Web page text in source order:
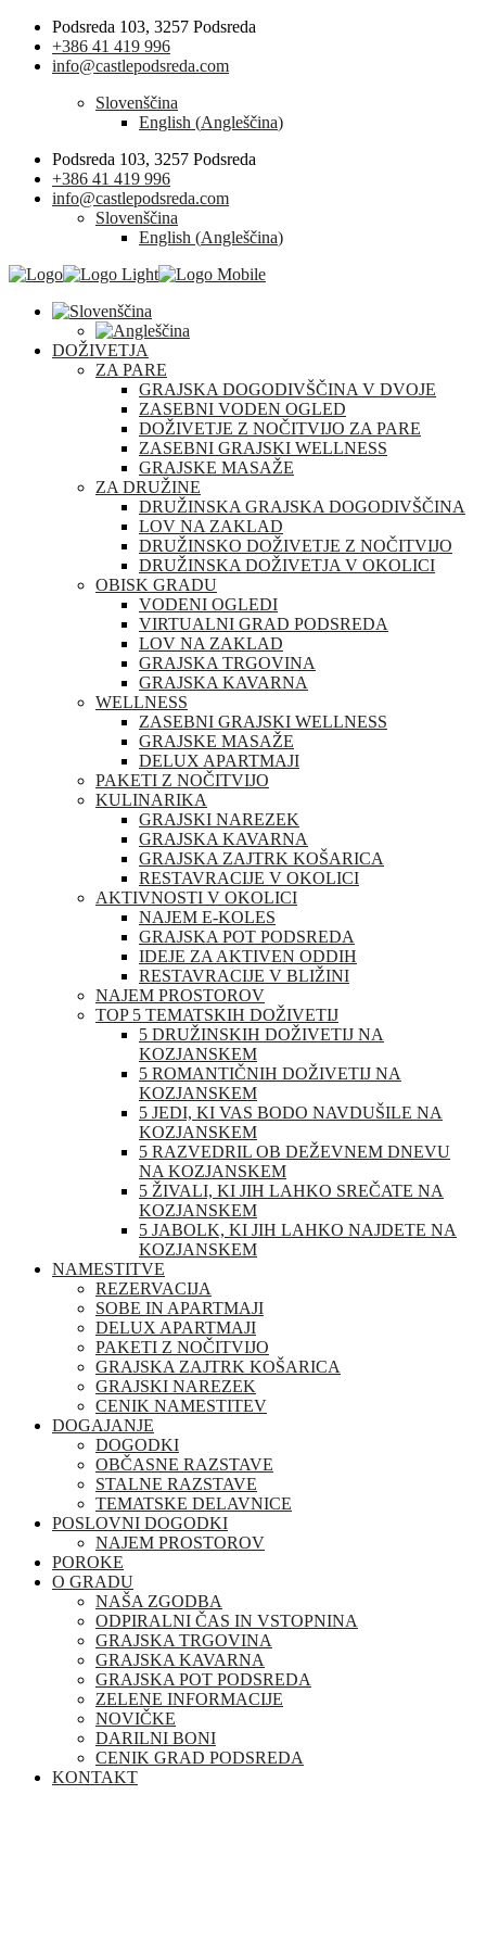
Podsreda 103, 3257 Podsreda
+386 41 419 996
info@castlepodsreda.com
Slovenščina
English (Angleščina)
Podsreda 103, 3257 Podsreda
+386 41 419 996
info@castlepodsreda.com
Slovenščina
English (Angleščina)
DOŽIVETJA
ZA PARE
GRAJSKA DOGODIVŠČINA V DVOJE
ZASEBNI VODEN OGLED
DOŽIVETJE Z NOČITVIJO ZA PARE
ZASEBNI GRAJSKI WELLNESS
GRAJSKE MASAŽE
ZA DRUŽINE
DRUŽINSKA GRAJSKA DOGODIVŠČINA
LOV NA ZAKLAD
DRUŽINSKO DOŽIVETJE Z NOČITVIJO
DRUŽINSKA DOŽIVETJA V OKOLICI
OBISK GRADU
VODENI OGLEDI
VIRTUALNI GRAD PODSREDA
LOV NA ZAKLAD
GRAJSKA TRGOVINA
GRAJSKA KAVARNA
WELLNESS
ZASEBNI GRAJSKI WELLNESS
GRAJSKE MASAŽE
DELUX APARTMAJI
PAKETI Z NOČITVIJO
KULINARIKA
GRAJSKI NAREZEK
GRAJSKA KAVARNA
GRAJSKA ZAJTRK KOŠARICA
RESTAVRACIJE V OKOLICI
AKTIVNOSTI V OKOLICI
NAJEM E-KOLES
GRAJSKA POT PODSREDA
IDEJE ZA AKTIVEN ODDIH
RESTAVRACIJE V BLIŽINI
NAJEM PROSTOROV
TOP 5 TEMATSKIH DOŽIVETIJ
5 DRUŽINSKIH DOŽIVETIJ NA
KOZJANSKEM
5 ROMANTIČNIH DOŽIVETIJ NA
KOZJANSKEM
5 JEDI, KI VAS BODO NAVDUŠILE NA
KOZJANSKEM
5 RAZVEDRIL OB DEŽEVNEM DNEVU
NA KOZJANSKEM
5 ŽIVALI, KI JIH LAHKO SREČATE NA
KOZJANSKEM
5 JABOLK, KI JIH LAHKO NAJDETE NA
KOZJANSKEM
NAMESTITVE
REZERVACIJA
SOBE IN APARTMAJI
DELUX APARTMAJI
PAKETI Z NOČITVIJO
GRAJSKA ZAJTRK KOŠARICA
GRAJSKI NAREZEK
CENIK NAMESTITEV
DOGAJANJE
DOGODKI
OBČASNE RAZSTAVE
STALNE RAZSTAVE
TEMATSKE DELAVNICE
POSLOVNI DOGODKI
NAJEM PROSTOROV
POROKE
O GRADU
NAŠA ZGODBA
ODPIRALNI ČAS IN VSTOPNINA
GRAJSKA TRGOVINA
GRAJSKA KAVARNA
GRAJSKA POT PODSREDA
ZELENE INFORMACIJE
NOVIČKE
DARILNI BONI
CENIK GRAD PODSREDA
KONTAKT